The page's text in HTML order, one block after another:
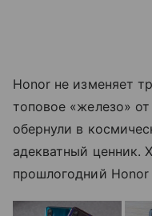
Honor не изменяет
топовое «железо»
обернули в
адекватный ценник.
прошлогодний Honor